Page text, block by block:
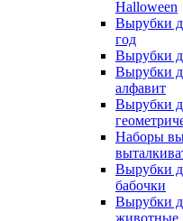
Halloween
Вырубки
год
Вырубки
Вырубки
алфавит
Вырубки
Наборы
Вырубки
бабочки
Вырубки